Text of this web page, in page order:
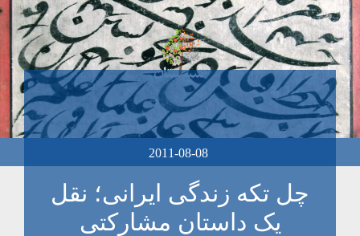
2011-08-08
چل تکه زندگی ایرانی؛ نقل
یک داستان مشارکتی